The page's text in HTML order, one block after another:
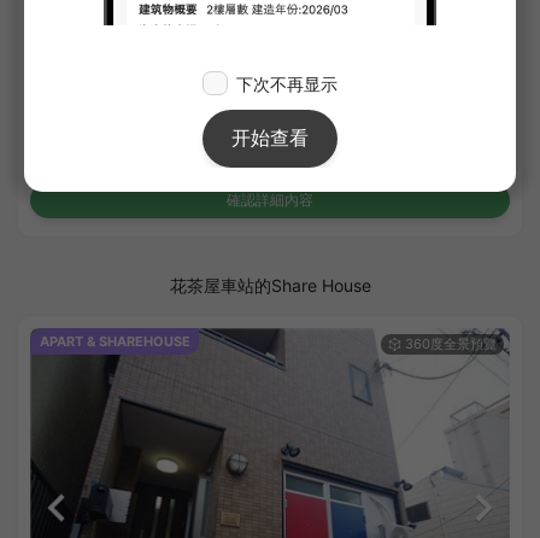
¥90,000 - ¥93,000 即將空房
確認詳細內容
花茶屋車站的Share House
APART & SHAREHOUSE